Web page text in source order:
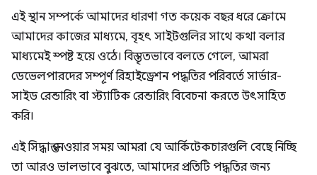
এই স্থান সম্পর্কে আমাদের ধারণা গত কয়েক বছর ধরে ক্রোমে
আমাদের কাজের মাধ্যমে, বৃহৎ সাইটগুলির সাথে কথা বলার
মাধ্যমেই স্পষ্ট হয়ে ওঠে। বিস্তৃতভাবে বলতে গেলে, আমরা
ডেভেলপারদের সম্পূর্ণ রিহাইড্রেশন পদ্ধতির পরিবর্তে সার্ভার-
সাইড রেন্ডারিং বা স্ট্যাটিক রেন্ডারিং বিবেচনা করতে উৎসাহিত
করি।
এই সিদ্ধান্ত নেওয়ার সময় আমরা যে আর্কিটেকচারগুলি বেছে নিচ্ছি
তা আরও ভালভাবে বুঝতে, আমাদের প্রতিটি পদ্ধতির জন্য